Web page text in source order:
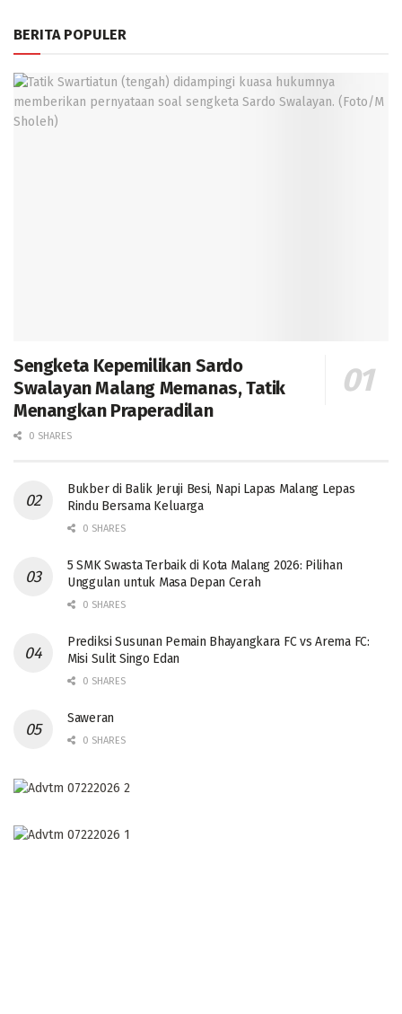
BERITA POPULER
Sengketa Kepemilikan Sardo
Swalayan Malang Memanas, Tatik
Menangkan Praperadilan
0 SHARES
Bukber di Balik Jeruji Besi, Napi Lapas Malang Lepas
Rindu Bersama Keluarga
0 SHARES
5 SMK Swasta Terbaik di Kota Malang 2026: Pilihan
Unggulan untuk Masa Depan Cerah
0 SHARES
Prediksi Susunan Pemain Bhayangkara FC vs Arema FC:
Misi Sulit Singo Edan
0 SHARES
Saweran
0 SHARES